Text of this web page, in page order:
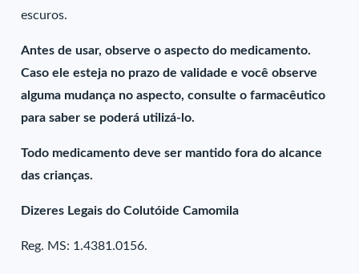
escuros.
Antes de usar, observe o aspecto do medicamento.
Caso ele esteja no prazo de validade e você observe
alguma mudança no aspecto, consulte o farmacêutico
para saber se poderá utilizá-lo.
Todo medicamento deve ser mantido fora do alcance
das crianças.
Dizeres Legais do Colutóide Camomila
Reg. MS: 1.4381.0156.